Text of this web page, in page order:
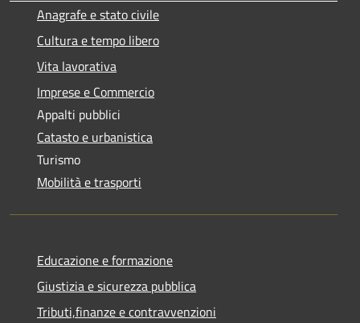
Anagrafe e stato civile
Cultura e tempo libero
Vita lavorativa
Imprese e Commercio
Appalti pubblici
Catasto e urbanistica
Turismo
Mobilità e trasporti
Educazione e formazione
Giustizia e sicurezza pubblica
Tributi,finanze e contravvenzioni